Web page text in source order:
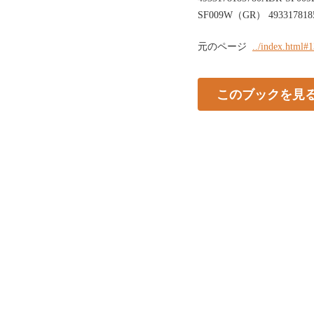
SF009W（GR）
元のページ ../
このブックを見